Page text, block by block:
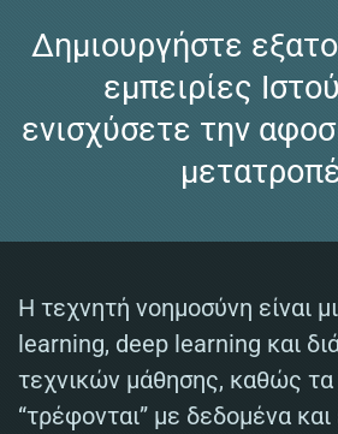
Δημιουργήστε
εμπειρίες
ενισχύσετε την
Η τεχνητή νοημοσύνη είναι
learning, deep learning και
τεχνικών μάθησης, καθώς τα
“τρέφονται” με δεδομένα